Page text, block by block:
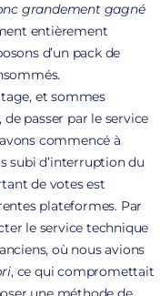
grandement gagné
entièrement
d’un pack de
et sommes
passer par le service
commencé à
subi d’interruption du
de votes est
plateformes. Par
le service technique
où nous avions
, ce qui compromettait